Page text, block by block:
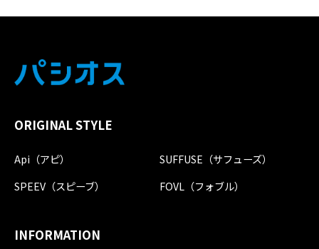
ORIGINAL STYLE
Api（アピ）
SUFFUSE（サフューズ）
SPEEV（スピーブ）
FOVL（フォブル）
INFORMATION